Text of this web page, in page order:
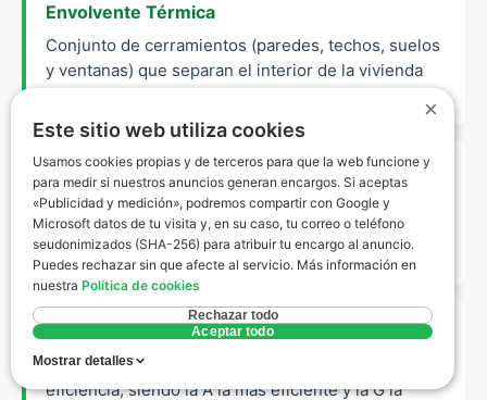
Envolvente Térmica
Conjunto de cerramientos (paredes, techos, suelos
y ventanas) que separan el interior de la vivienda
del ambiente exterior.
Referencia Catastral
Identificador oficial y obligatorio de 20 caracteres
que permite situar el inmueble inequívocamente en
el mapa del Catastro.
Calificación Energética
Escala de letras de la A a la G que indica el nivel de
eficiencia, siendo la A la más eficiente y la G la
×
Este sitio web utiliza cookies
Usamos cookies propias y de terceros para que la web funcione y
para medir si nuestros anuncios generan encargos. Si aceptas
«Publicidad y medición», podremos compartir con Google y
Microsoft datos de tu visita y, en su caso, tu correo o teléfono
seudonimizados (SHA-256) para atribuir tu encargo al anuncio.
Puedes rechazar sin que afecte al servicio. Más información en
nuestra Política de cookies
Rechazar todo
Aceptar todo
Mostrar detalles